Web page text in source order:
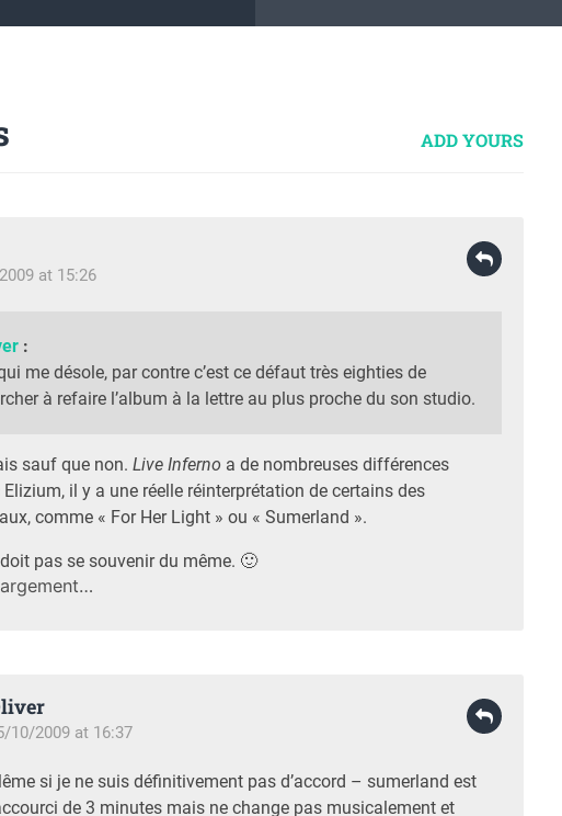
ADD YOURS
at 15:26
:
me désole, par contre c’est ce défaut très eighties de
à refaire l’album à la lettre au plus proche du son studio.
sauf que non. Live Inferno a de nombreuses différences
Elizium, il y a une réelle réinterprétation de certains des
comme « For Her Light » ou « Sumerland ».
pas se souvenir du même. 🙂
10/2009 at 16:37
si je ne suis définitivement pas d’accord – sumerland est
de 3 minutes mais ne change pas musicalement et